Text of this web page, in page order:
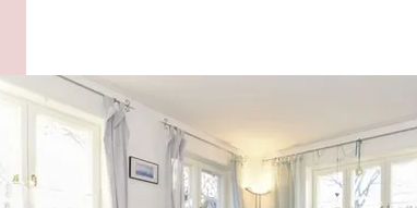
Foehringer Hus
Wyk auf Föhr Entfernung anzeigen